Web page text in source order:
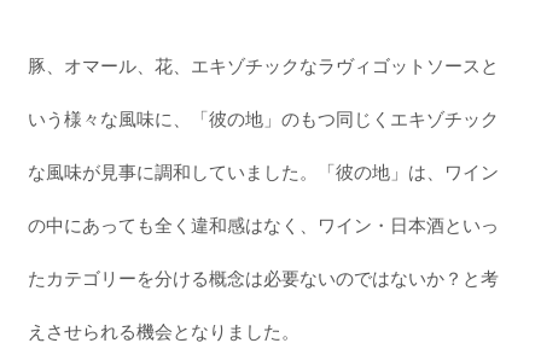
豚、オマール、花、エキゾチックなラヴィゴットソースと
いう様々な風味に、「彼の地」のもつ同じくエキゾチック
な風味が見事に調和していました。「彼の地」は、ワイン
の中にあっても全く違和感はなく、ワイン・日本酒といっ
たカテゴリーを分ける概念は必要ないのではないか？と考
えさせられる機会となりました。